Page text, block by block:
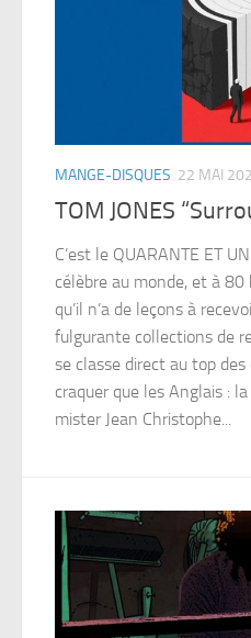
MANGE-DISQUES 22 MAI
TOM JONES
C’est le QUARANTE ET
célèbre au monde, et à 80
qu’il n’a de leçons à
fulgurante collections de
se classe direct au top
craquer que les Anglais :
mister Jean Christophe...